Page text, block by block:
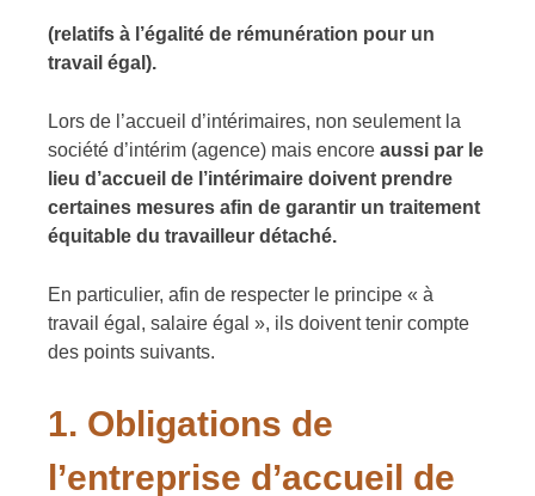
(relatifs à l’égalité de rémunération pour un
travail égal).
Lors de l’accueil d’intérimaires, non seulement la
société d’intérim (agence) mais encore aussi par le
lieu d’accueil de l’intérimaire doivent prendre
certaines mesures afin de garantir un traitement
équitable du travailleur détaché.
En particulier, afin de respecter le principe « à
travail égal, salaire égal », ils doivent tenir compte
des points suivants.
1. Obligations de
l’entreprise d’accueil de